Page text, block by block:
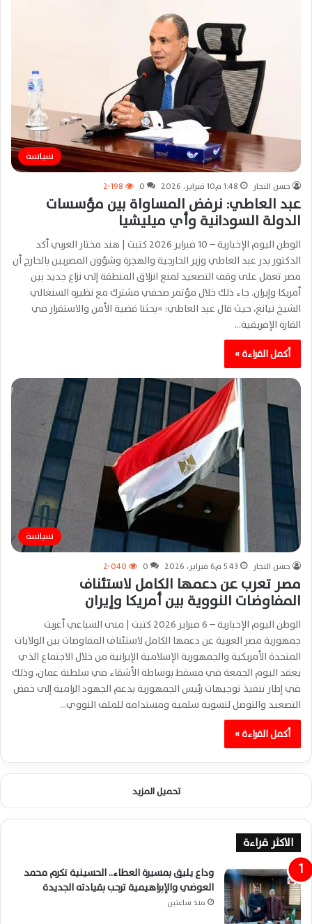
سياسة
حسن النجار 1:48 م10 فبراير، 2026 0 2٬198
عبد العاطي: نرفض المساواة بين مؤسسات
الدولة السودانية وأي ميليشيا
الوطن اليوم الإخبارية – 10 فبراير 2026 كتبت | هند مختار العربي أكد
الدكتور بدر عبد العاطي وزير الخارجية والهجرة وشؤون المصريين بالخارج أن
مصر تعمل على وقف التصعيد لمنع انزلاق المنطقة إلى نزاع جديد بين
أمريكا وإيران. جاء ذلك خلال مؤتمر صحفي مشترك مع نظيره السنغالي
الشيخ نيانغ، حيث قال عبد العاطي: «بحثنا قضية الأمن والاستقرار في
القارة الإفريقية…
أكمل القراءة »
سياسة
حسن النجار 5:43 م6 فبراير، 2026 0 2٬040
مصر تعرب عن دعمها الكامل لاستئناف
المفاوضات النووية بين أمريكا وإيران
الوطن اليوم الإخبارية – 6 فبراير 2026 كتبت | منى السباعي أعربت
جمهورية مصر العربية عن دعمها الكامل لاستئناف المفاوضات بين الولايات
المتحدة الأمريكية والجمهورية الإسلامية الإيرانية من خلال الاجتماع الذي
يعقد اليوم الجمعة في مسقط بوساطة الأشقاء في سلطنة عمان، وذلك
في إطار تنفيذ توجيهات رئيس الجمهورية بدعم الجهود الرامية إلى خفض
التصعيد والتوصل لتسوية سلمية ومستدامة للملف النووي…
أكمل القراءة »
تحميل المزيد
الاكثر قراءة
وداع يليق بمسيرة العطاء.. الحسينية تكرم محمد
العوضي والإبراهيمية ترحب بقيادته الجديدة
منذ ساعتين